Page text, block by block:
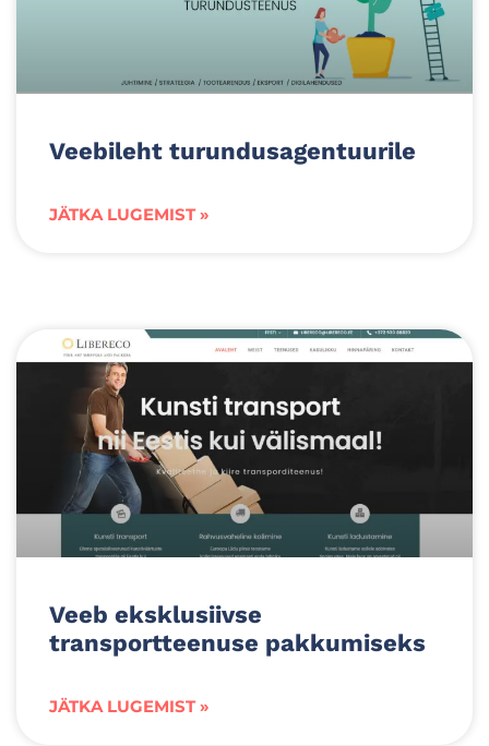
Veebileht turundusagentuurile
JÄTKA LUGEMIST »
Veeb eksklusiivse
transportteenuse pakkumiseks
JÄTKA LUGEMIST »